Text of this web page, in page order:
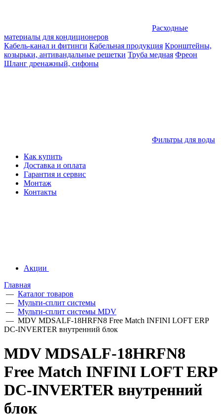
Расходные
материалы для кондиционеров
Кабель-канал и фитинги Кабельная продукция Кронштейны,
козырьки, антивандальные решетки Труба медная Фреон
Шланг дренажный, сифоны
Фильтры для воды
Как купить
Доставка и оплата
Гарантия и сервис
Монтаж
Контакты
Акции
Главная
— Каталог товаров
— Мульти-сплит системы
— Мульти-сплит системы MDV
— MDV MDSALF-18HRFN8 Free Match INFINI LOFT ERP
DC-INVERTER внутренний блок
MDV MDSALF-18HRFN8
Free Match INFINI LOFT ERP
DC-INVERTER внутренний
блок